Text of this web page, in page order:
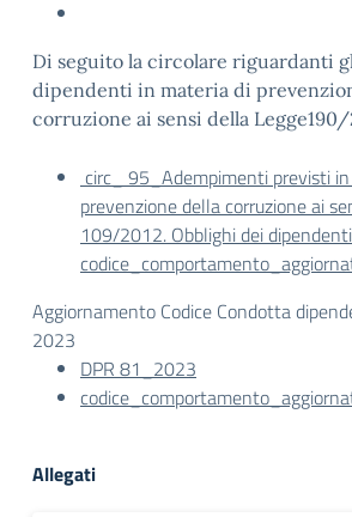
Di seguito la circolare riguardanti
dipendenti in materia di
corruzione ai sensi della Legge190/
circ_ 95_Adempimenti previsti
prevenzione della corruzione ai
109/2012. Obblighi dei
Aggiornamento Codice Condotta
2023
DPR 81_2023
Allegati